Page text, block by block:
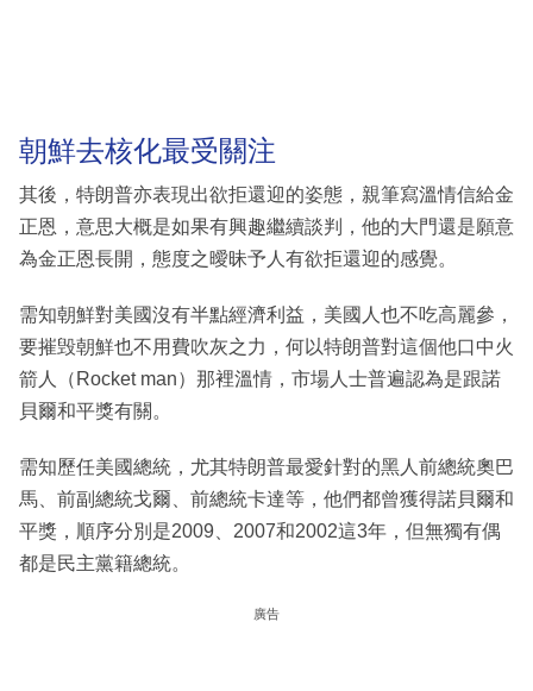
朝鮮去核化最受關注
其後，特朗普亦表現出欲拒還迎的姿態，親筆寫溫情信給金
正恩，意思大概是如果有興趣繼續談判，他的大門還是願意
為金正恩長開，態度之曖昧予人有欲拒還迎的感覺。
需知朝鮮對美國沒有半點經濟利益，美國人也不吃高麗參，
要摧毁朝鮮也不用費吹灰之力，何以特朗普對這個他口中火
箭人（Rocket man）那裡溫情，市場人士普遍認為是跟諾
貝爾和平獎有關。
需知歷任美國總統，尤其特朗普最愛針對的黑人前總統奧巴
馬、前副總統戈爾、前總統卡達等，他們都曾獲得諾貝爾和
平獎，順序分別是2009、2007和2002這3年，但無獨有偶
都是民主黨籍總統。
廣告